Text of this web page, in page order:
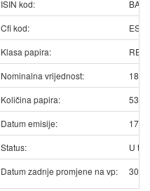
ISIN kod:
Cfi kod:
Klasa papira:
Nominalna vrijednost:
Količina papira:
Datum emisije:
Status:
U
Datum zadnje promjene na vp: